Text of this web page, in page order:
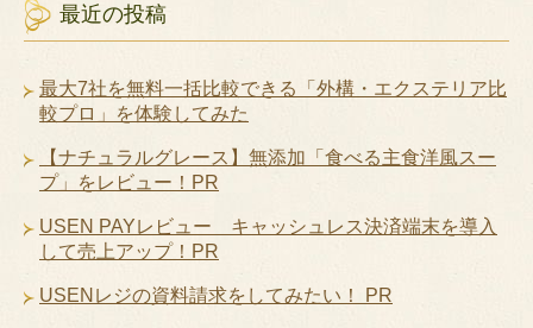
最近の投稿
最大7社を無料一括比較できる「外構・エクステリア比
較プロ」を体験してみた
【ナチュラルグレース】無添加「食べる主食洋風スー
プ」をレビュー！PR
USEN PAYレビュー キャッシュレス決済端末を導入
して売上アップ！PR
USENレジの資料請求をしてみたい！ PR